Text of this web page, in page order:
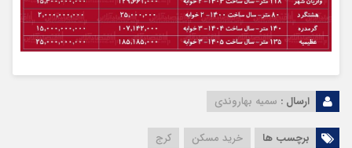
ارسال : سمیه بهاروندی
برچسب ها خرید مسکن کرج